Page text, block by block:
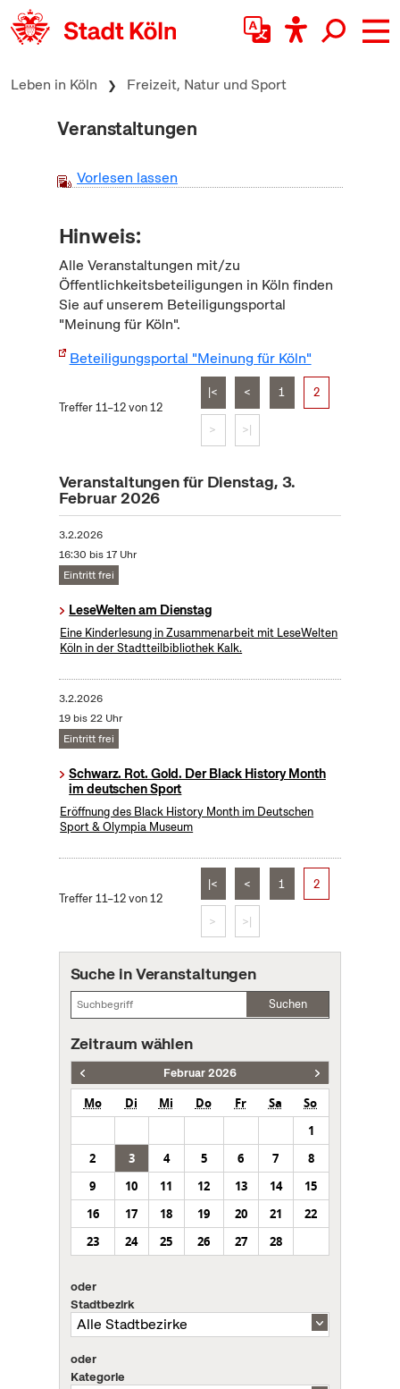
zum Inhalt springen
Leben in Köln Freizeit, Natur und Sport
Veranstaltungen
Vorlesen lassen
Hinweis:
Alle Veranstaltungen mit/zu
Öffentlichkeitsbeteiligungen in Köln finden
Sie auf unserem Beteiligungsportal
"Meinung für Köln".
Beteiligungsportal "Meinung für Köln"
Treffer 11–12 von 12
|< < 1 2
> >|
Veranstaltungen für Dienstag, 3.
Februar 2026
3.2.2026
16:30 bis 17 Uhr
Eintritt frei
LeseWelten am Dienstag
Eine Kinderlesung in Zusammenarbeit mit LeseWelten
Köln in der Stadtteilbibliothek Kalk.
3.2.2026
19 bis 22 Uhr
Eintritt frei
Schwarz. Rot. Gold. Der Black History Month
im deutschen Sport
Eröffnung des Black History Month im Deutschen
Sport & Olympia Museum
Treffer 11–12 von 12
|< < 1 2
> >|
Suche in Veranstaltungen
Suchen
Zeitraum wählen
Februar 2026
Mo Di Mi Do Fr Sa
So
1
2
3 4 5 6 7
8
9
10 11 12 13 14
15
16
17 18 19 20 21
22
23
24 25 26 27 28
oder
Stadtbezirk
oder
Kategorie